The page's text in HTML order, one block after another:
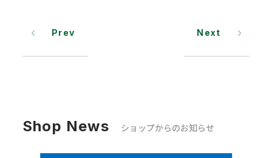
Prev Next
Shop News ショップからのお知らせ